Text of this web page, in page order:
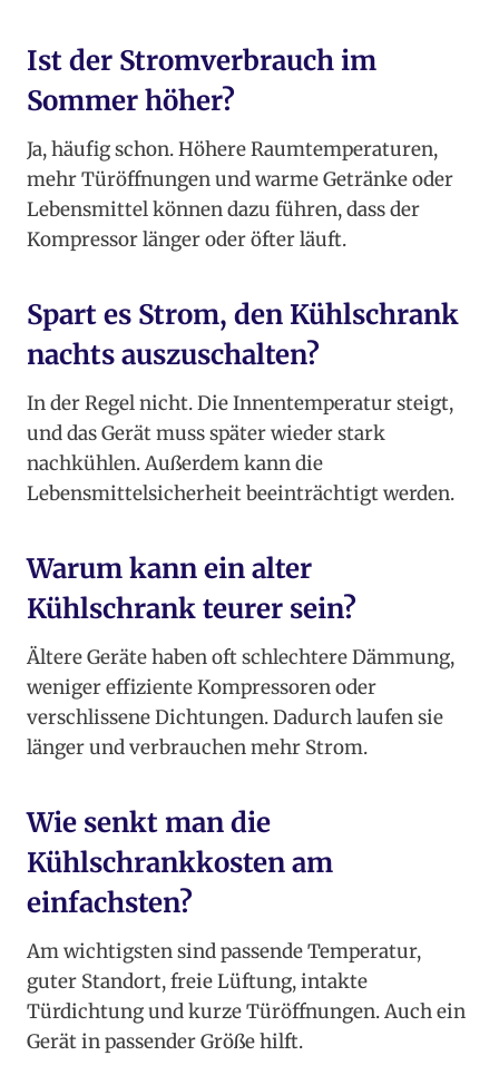
Ist der Stromverbrauch im
Sommer höher?
Ja, häufig schon. Höhere Raumtemperaturen,
mehr Türöffnungen und warme Getränke oder
Lebensmittel können dazu führen, dass der
Kompressor länger oder öfter läuft.
Spart es Strom, den Kühlschrank
nachts auszuschalten?
In der Regel nicht. Die Innentemperatur steigt,
und das Gerät muss später wieder stark
nachkühlen. Außerdem kann die
Lebensmittelsicherheit beeinträchtigt werden.
Warum kann ein alter
Kühlschrank teurer sein?
Ältere Geräte haben oft schlechtere Dämmung,
weniger effiziente Kompressoren oder
verschlissene Dichtungen. Dadurch laufen sie
länger und verbrauchen mehr Strom.
Wie senkt man die
Kühlschrankkosten am
einfachsten?
Am wichtigsten sind passende Temperatur,
guter Standort, freie Lüftung, intakte
Türdichtung und kurze Türöffnungen. Auch ein
Gerät in passender Größe hilft.